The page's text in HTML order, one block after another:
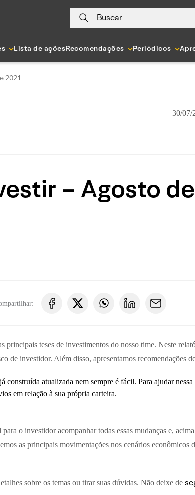
Buscar
Lista de açõesRecomendações Periódicos
2021
30/07/
– Agosto
teses de investimentos do nosso time. Neste
de investidor. Além disso, apresentamos recomendações
construída atualizada nem sempre é fácil. Para ajudar
em relação à sua própria carteira.
o investidor acompanhar todas essas mudanças e,
as principais movimentações nos cenários
sobre os temas ou tirar suas dúvidas. Não deixe de